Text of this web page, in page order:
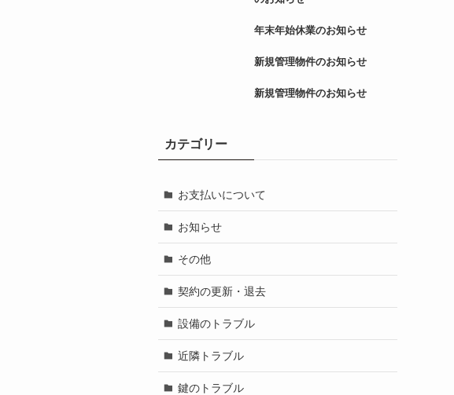
年末年始休業のお知らせ
新規管理物件のお知らせ
新規管理物件のお知らせ
カテゴリー
お支払いについて
お知らせ
その他
契約の更新・退去
設備のトラブル
近隣トラブル
鍵のトラブル